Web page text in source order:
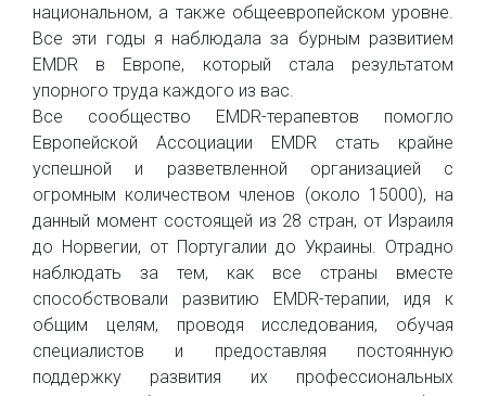
национальном, а также общеевропейском уровне.
Все эти годы я наблюдала за бурным развитием
EMDR в Европе, который стала результатом
упорного труда каждого из вас.
Все сообщество EMDR-терапевтов помогло
Европейской Ассоциации EMDR стать крайне
успешной и разветвленной организацией с
огромным количеством членов (около 15000), на
данный момент состоящей из 28 стран, от Израиля
до Норвегии, от Португалии до Украины. Отрадно
наблюдать за тем, как все страны вместе
способствовали развитию EMDR-терапии, идя к
общим целям, проводя исследования, обучая
специалистов и предоставляя постоянную
поддержку развития их профессиональных